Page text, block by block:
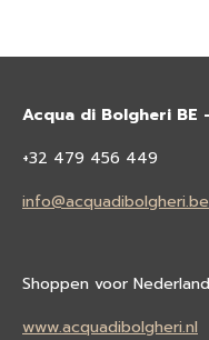
Acqua di Bolgheri
+32 479 456 449
info@acquadibolgheri.be
Shoppen voor
www.acquadibolgheri.nl